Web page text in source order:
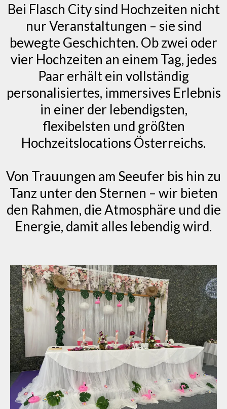
Bei Flasch City sind Hochzeiten nicht
nur Veranstaltungen – sie sind
bewegte Geschichten. Ob zwei oder
vier Hochzeiten an einem Tag, jedes
Paar erhält ein vollständig
personalisiertes, immersives Erlebnis
in einer der lebendigsten,
flexibelsten und größten
Hochzeitslocations Österreichs.
Von Trauungen am Seeufer bis hin zu
Tanz unter den Sternen – wir bieten
den Rahmen, die Atmosphäre und die
Energie, damit alles lebendig wird.